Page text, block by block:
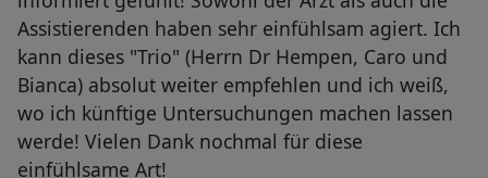
Assistierenden haben sehr einfühlsam agiert. Ich
kann dieses "Trio" (Herrn Dr Hempen, Caro und
Bianca) absolut weiter empfehlen und ich weiß,
wo ich künftige Untersuchungen machen lassen
werde! Vielen Dank nochmal für diese
einfühlsame Art!